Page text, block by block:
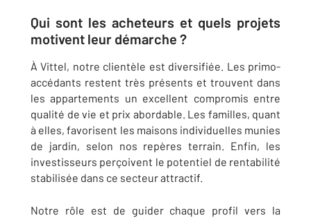
Qui sont les acheteurs et quels projets
motivent leur démarche ?
À Vittel, notre clientèle est diversifiée. Les primo-
accédants restent très présents et trouvent dans
les appartements un excellent compromis entre
qualité de vie et prix abordable. Les familles, quant
à elles, favorisent les maisons individuelles munies
de jardin, selon nos repères terrain. Enfin, les
investisseurs perçoivent le potentiel de rentabilité
stabilisée dans ce secteur attractif.
Notre rôle est de guider chaque profil vers la